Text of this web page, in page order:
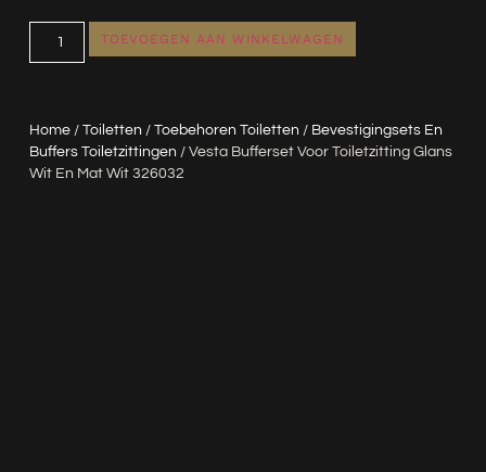
Home/ Toiletten / Toebehoren Toiletten / Bevestigingsets En
Buffers Toiletzittingen / Vesta Bufferset Voor Toiletzitting Glans
Wit En Mat Wit 326032
TOEVOEGEN AAN WINKELWAGEN